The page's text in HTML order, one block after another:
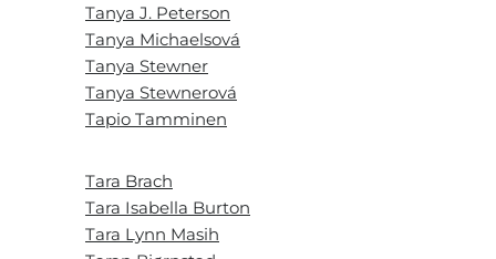
Tanya J. Peterson
Tanya Michaelsová
Tanya Stewner
Tanya Stewnerová
Tapio Tamminen
Tara Brach
Tara Isabella Burton
Tara Lynn Masih